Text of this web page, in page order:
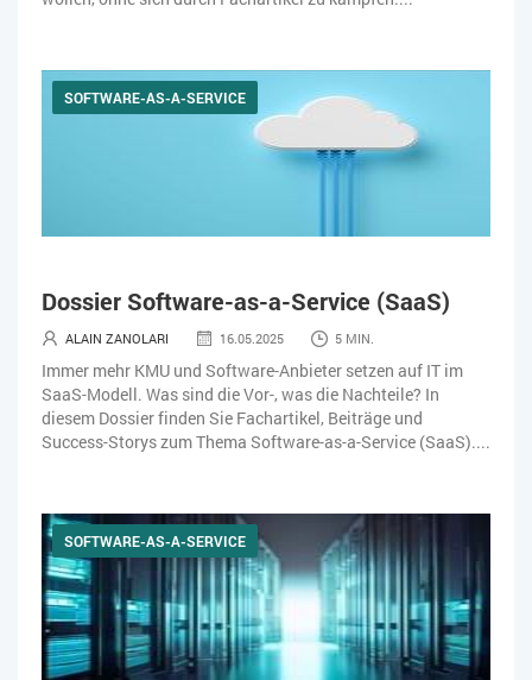
SOFTWARE-AS-A-SERVICE
Dossier Software-as-a-Service (SaaS)
ALAIN ZANOLARI 16.05.2025 5 MIN.
Immer mehr KMU und Software-Anbieter setzen auf IT im
SaaS-Modell. Was sind die Vor-, was die Nachteile? In
diesem Dossier finden Sie Fachartikel, Beiträge und
Success-Storys zum Thema Software-as-a-Service (SaaS)....
SOFTWARE-AS-A-SERVICE